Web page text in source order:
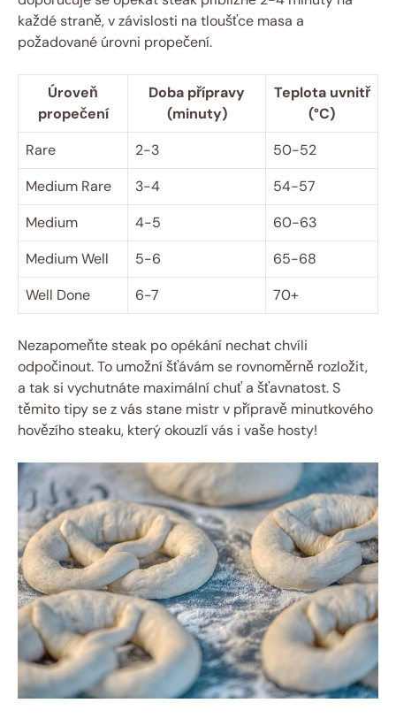
každé straně, v závislosti na tloušťce masa a
požadované úrovni propečení.
Úroveň
propečení
Doba přípravy
(minuty)
Teplota uvnitř
(°C)
Rare
2-3
50-52
Medium Rare
3-4
54-57
Medium
4-5
60-63
Medium Well
5-6
65-68
Well Done
6-7 70+
Nezapomeňte steak po opékání nechat chvíli
odpočinout. To umožní šťávám se rovnoměrně rozložit,
a tak si vychutnáte maximální chuť a šťavnatost. S
těmito tipy se z vás stane mistr v přípravě minutkového
hovězího steaku, který okouzlí vás i vaše hosty!